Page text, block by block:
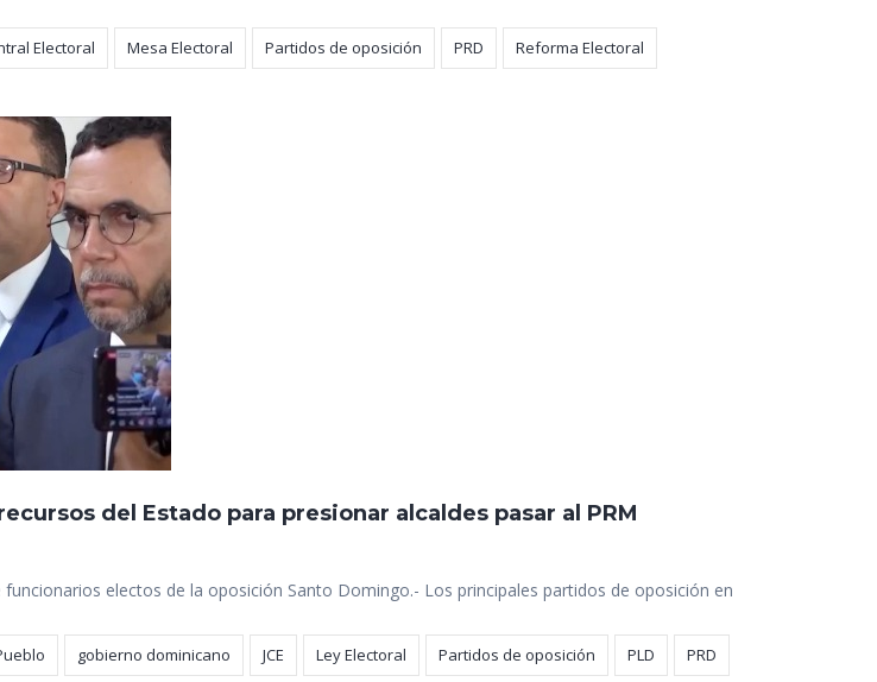
Electoral Mesa Electoral Partidos de oposición PRD Reforma Electoral
del Estado para presionar alcaldes pasar al PRM
electos de la oposición Santo Domingo.- Los principales partidos de oposición en
gobierno dominicano JCE Ley Electoral Partidos de oposición PLD PRD